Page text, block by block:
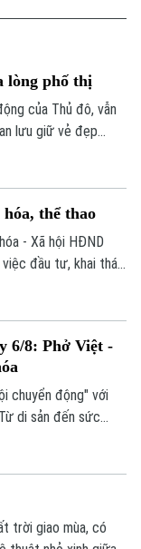
lòng phố thị
của Thủ đô, vẫn
lưu giữ vẻ đẹp
dân và du
yên giữa phố
thể thao
- Xã hội HĐND
việc đầu tư, khai thác
6/8: Phở Việt -
chuyển động" với
di sản đến sức
trời giao mùa, có